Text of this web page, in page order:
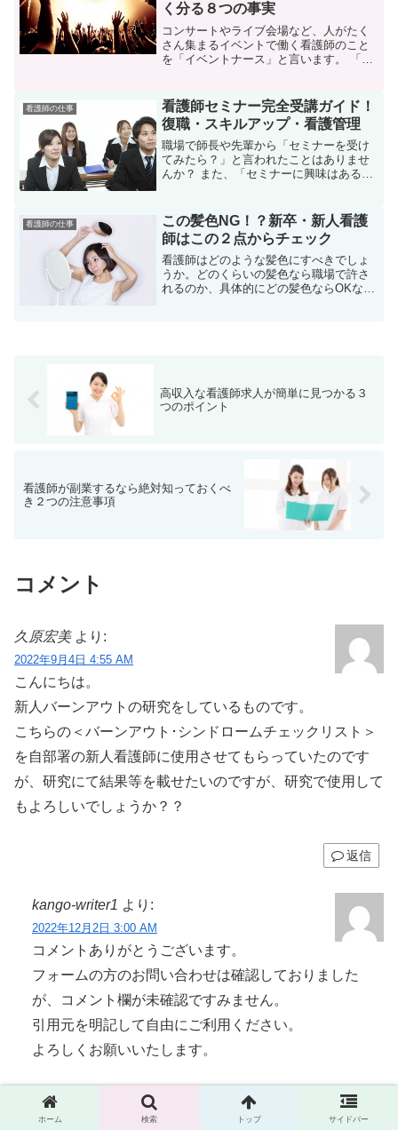
く分る８つの事実
コンサートやライブ会場など、人がたく
さん集まるイベントで働く看護師のこと
を「イベントナース」と言います。 「コ
てみたい！」と思う看護師さんも多いと
思います。
看護師の仕事
看護師セミナー完全受講ガイド！
復職・スキルアップ・看護管理
職場で師長や先輩から「セミナーを受け
てみたら？」と言われたことはありませ
んか？ また、「セミナーに興味はあるけ
か、いまいち具体的にわからない」とい
う看護師さんも多いと思...
看護師の仕事
この髪色NG！？新卒・新人看護
師はこの２点からチェック
看護師はどのような髪色にすべきでしょ
うか。どのくらいの髪色なら職場で許さ
れるのか、具体的にどの髪色ならOKなん
高収入な看護師求人が簡単に見つかる３
つのポイント
看護師が副業するなら絶対知っておくべ
き２つの注意事項
コメント
久原宏美 より:
2022年9月4日 4:55 AM
こんにちは。
新人バーンアウトの研究をしているものです。
こちらの＜バーンアウト･シンドロームチェックリスト＞
を自部署の新人看護師に使用させてもらっていたのです
が、研究にて結果等を載せたいのですが、研究で使用して
もよろしいでしょうか？？
返信
kango-writer1 より:
2022年12月2日 3:00 AM
コメントありがとうございます。
フォームの方のお問い合わせは確認しておりました
が、コメント欄が未確認ですみません。
引用元を明記して自由にご利用ください。
よろしくお願いいたします。
返信
ホーム 検索 トップ サイドバー